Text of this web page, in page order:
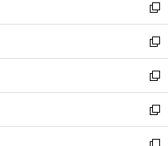
く
で
開
く
ド
ウ
で
開
く
ィ
ン
ド
ウ
で
開
く
新
し
い
ウ
ィ
ン
ド
ウ
新
し
い
ウ
ィ
ン
新
し
い
ウ
新
し